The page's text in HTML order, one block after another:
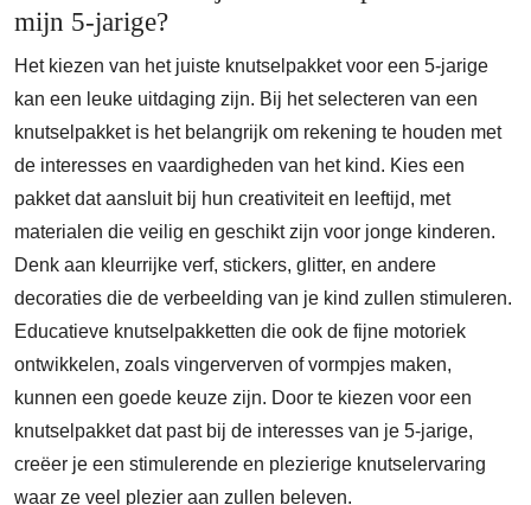
mijn 5-jarige?
Het kiezen van het juiste knutselpakket voor een 5-jarige
kan een leuke uitdaging zijn. Bij het selecteren van een
knutselpakket is het belangrijk om rekening te houden met
de interesses en vaardigheden van het kind. Kies een
pakket dat aansluit bij hun creativiteit en leeftijd, met
materialen die veilig en geschikt zijn voor jonge kinderen.
Denk aan kleurrijke verf, stickers, glitter, en andere
decoraties die de verbeelding van je kind zullen stimuleren.
Educatieve knutselpakketten die ook de fijne motoriek
ontwikkelen, zoals vingerverven of vormpjes maken,
kunnen een goede keuze zijn. Door te kiezen voor een
knutselpakket dat past bij de interesses van je 5-jarige,
creëer je een stimulerende en plezierige knutselervaring
waar ze veel plezier aan zullen beleven.